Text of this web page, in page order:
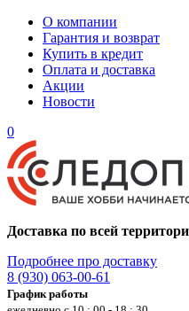
О компании
Гарантия и возврат
Купить в кредит
Оплата и доставка
Акции
Новости
0
Доставка по всей
Подробнее про доставку
8 (930) 063-00-61
График работы